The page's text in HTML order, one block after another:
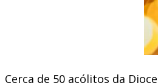
Cerca de 50 acólitos da